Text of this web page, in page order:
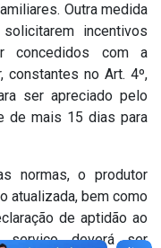
Outra medida
incentivos
concedidos com a
constantes no Art. 4º,
ser apreciado pelo
de mais 15 dias para
normas, o produtor
atualizada, bem como
de aptidão ao
serviço deverá ser